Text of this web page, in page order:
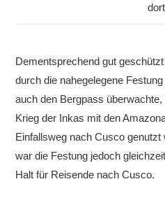
dort
Dementsprechend gut
durch die nahegelegene
auch den Bergpass
Krieg der Inkas mit den
Einfallsweg nach Cusco
war die Festung jedoch
Halt für Reisende nach Cusco.